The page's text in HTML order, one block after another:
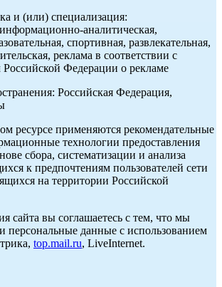
и (или) специализация:
аналитическая,
спортивная, развлекательная,
реклама в соответствии с
Российской Федерации о рекламе
Российская Федерация,
ресурсе применяются рекомендательные
технологии предоставления
сбора, систематизации и анализа
к предпочтениям пользователей сети
на территории Российской
сайта вы соглашаетесь с тем, что мы
персональные данные с использованием
top.mail.ru, LiveInternet.